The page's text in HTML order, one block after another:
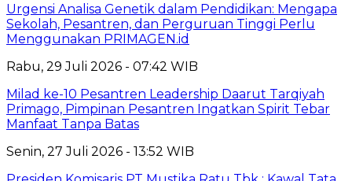
Urgensi Analisa Genetik dalam Pendidikan: Mengapa
Sekolah, Pesantren, dan Perguruan Tinggi Perlu
Menggunakan PRIMAGEN.id
Rabu, 29 Juli 2026 - 07:42 WIB
Milad ke-10 Pesantren Leadership Daarut Tarqiyah
Primago, Pimpinan Pesantren Ingatkan Spirit Tebar
Manfaat Tanpa Batas
Senin, 27 Juli 2026 - 13:52 WIB